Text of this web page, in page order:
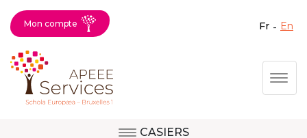
Aller
Fermer X
Mon compte fr en
CASIERS